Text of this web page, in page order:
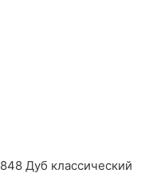
Дуб классический